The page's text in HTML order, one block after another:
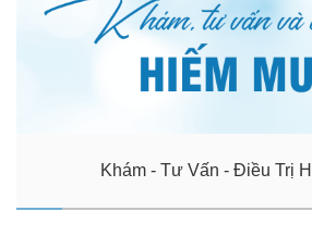
Khám - Tư Vấn - Điều Trị